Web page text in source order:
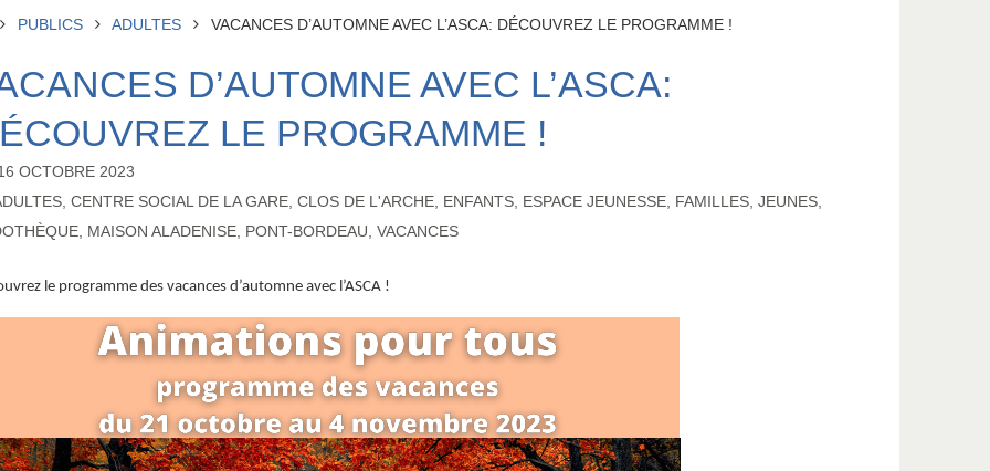
ACCUEIL
PUBLICS ADULTES VACANCES D’AUTOMNE AVEC L’ASCA: DÉCOUVREZ LE PROGRAMME !
D’AUTOMNE AVEC L’ASCA:
LE PROGRAMME !
OCTOBRE 2023
,CENTRE SOCIAL DE LA GARE,CLOS DE L'ARCHE, ENFANTS, ESPACE JEUNESSE, FAMILLES,JEUNES,
, MAISON ALADENISE, PONT-BORDEAU, VACANCES
le programme des vacances d’automne avec l’ASCA !